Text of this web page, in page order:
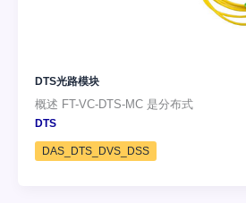
DTS光路模块
概述 FT-VC-DTS-MC 是分布式
DTS
DAS_DTS_DVS_DSS